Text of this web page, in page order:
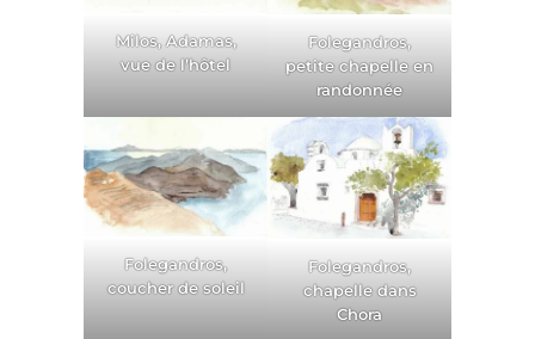
Milos, Adamas,
vue de l’hôtel
Folegandros,
petite chapelle en
randonnée
Folegandros,
coucher de soleil
Folegandros,
chapelle dans
Chora